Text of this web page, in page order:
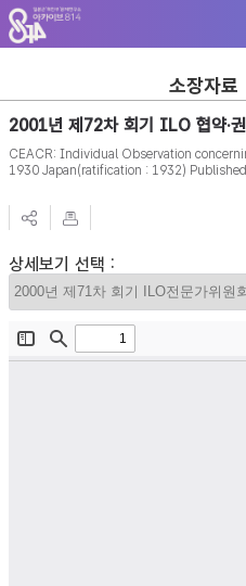
주
메
뉴
가
기
본
문
바
기
하
단
바
기
소장자료
2001년 제72차 회기 ILO 협약·
CEACR: Individual Observation
1930 Japan(ratification : 1932)
상세보기 선택 :